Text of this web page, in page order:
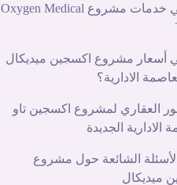
- ما هي خدمات مشروع Oxygen Medical
أسعار مشروع اكسجين ميديكال
الادارية؟
العقاري لمشروع اكسجين تاو
الادارية الجديدة
الشائعة حول مشروع
ميديكال